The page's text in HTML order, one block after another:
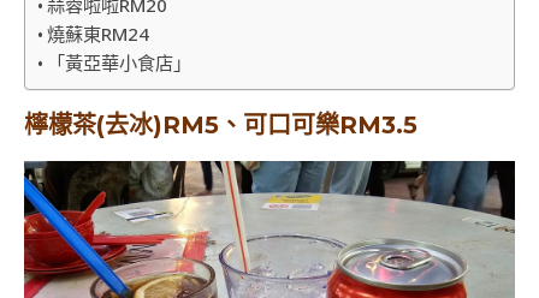
燒蘇東RM24
「黃亞華小食店」
檸檬茶(去冰)RM5、可口可樂RM3.5